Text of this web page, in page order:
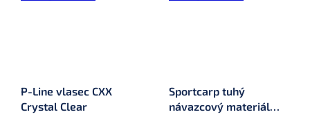
P-Line vlasec CXX
Crystal Clear
Sportcarp tuhý
návazcový materiál